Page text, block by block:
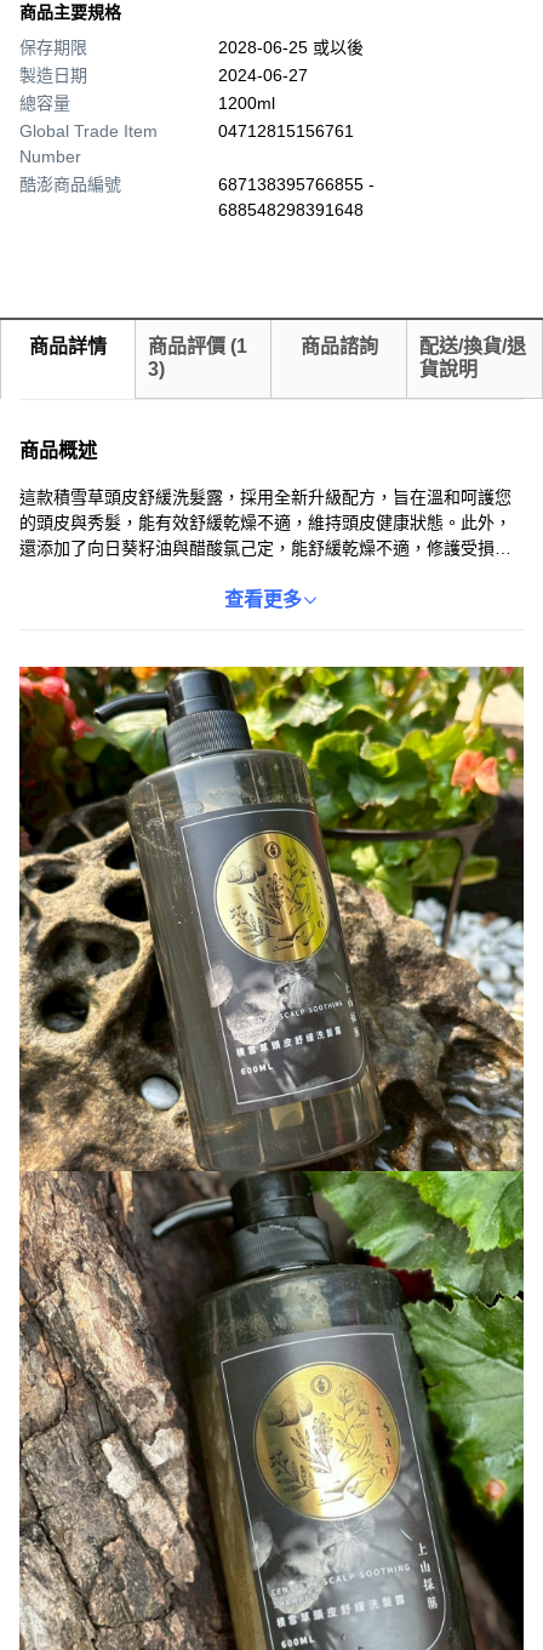
商品主要規格
保存期限
2028-06-25 或以後
製造日期
2024-06-27
總容量
1200ml
Global Trade Item
Number
04712815156761
酷澎商品編號
687138395766855 -
688548298391648
商品詳情 商品評價 (1
3)
商品諮詢
配送/換貨/退
貨說明
商品概述
這款積雪草頭皮舒緩洗髮露，採用全新升級配方，旨在溫和呵護您
的頭皮與秀髮，能有效舒緩乾燥不適，維持頭皮健康狀態。此外，
還添加了向日葵籽油與醋酸氯己定，能舒緩乾燥不適，修護受損髮
PARABEN類防腐劑，適合每日使用。每次洗髮後，可感受到頭皮的
查看更多